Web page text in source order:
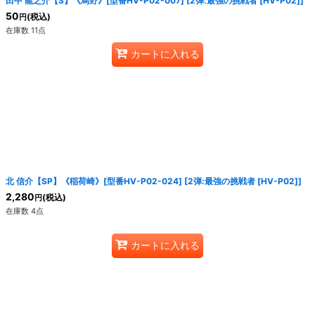
50 円(税込)
在庫数 11点
カートに入れる
北 信介【SP】《稲荷崎》[型番HV-P02-024] [2弾:最強の挑戦者 [HV-P02]]
2,280 円(税込)
在庫数 4点
カートに入れる